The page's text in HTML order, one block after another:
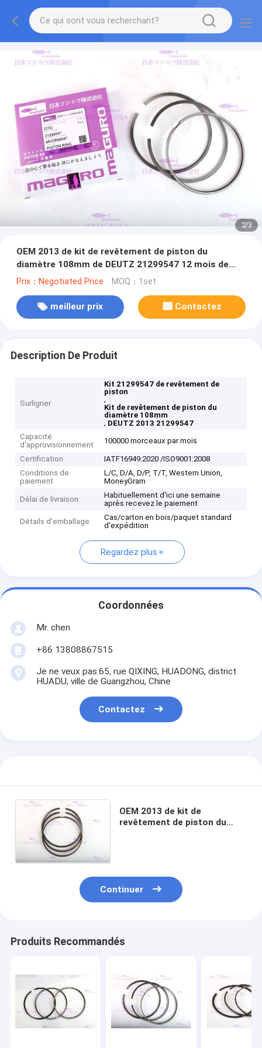
2/3
OEM 2013 de kit de revêtement de piston du
diamètre 108mm de DEUTZ 21299547 12 mois de
garantie
Prix：Negotiated Price MOQ：1set
meilleur prix Contactez
Description De Produit
Surligner
Kit 21299547 de revêtement de
piston
,
Kit de revêtement de piston du
diamètre 108mm
, DEUTZ 2013 21299547
Capacité
d'approvisionnement
100000 morceaux par mois
Certification
IATF16949:2020 /ISO9001:2008
Conditions de
paiement
L/C, D/A, D/P, T/T, Western Union,
MoneyGram
Délai de livraison
Habituellement d'ici une semaine
après recevez le paiement
Détails d'emballage
Cas/carton en bois/paquet standard
d'expédition
Regardez plus
Coordonnées
Mr. chen
+86 13808867515
Je ne veux pas.65, rue QIXING, HUADONG, district
HUADU, ville de Guangzhou, Chine
Contactez
OEM 2013 de kit de
revêtement de piston du
Continuer
Produits Recommandés